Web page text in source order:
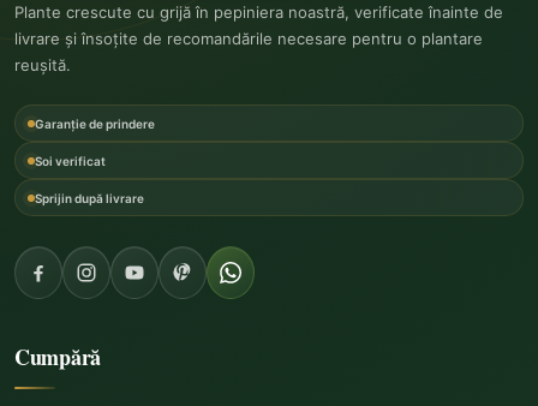
Plante crescute cu grijă în pepiniera noastră, verificate înainte de
livrare și însoțite de recomandările necesare pentru o plantare
reușită.
Garanție de prindere
Soi verificat
Sprijin după livrare
Cumpără